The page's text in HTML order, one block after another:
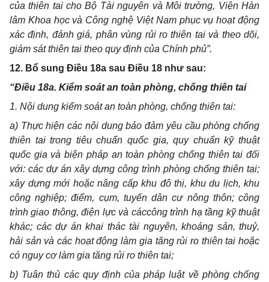
của thiên taicho Bộ Tài nguyên và Môi trường, Viện Hàn
lâm Khoa học và Công nghệ Việt Namphục vụ hoạt động
xác định, đánh giá, phân vùng rủi ro thiên tai và theo dõi,
giám sát thiên tai theo quy định của Chính phủ”.
12. Bổ sung Điều 18a sau Điều 18 như sau:
“Điều 18a. Kiểm soát an toàn phòng, chống thiên tai
1. Nội dung kiểm soát an toàn phòng, chống thiên tai:
a) Thực hiệncác nội dungbảo đảm yêu cầu phòng chống
thiên taitrong tiêu chuẩn quốc gia, quy chuẩn kỹ thuật
quốc gia vàbiện pháp an toàn phòng chống thiên taiđối
với: các dự án xây dựng công trình phòng chống thiên tai;
xây dựng mới hoặc nâng cấp khu đô thị, khu du lịch, khu
công nghiệp; điểm, cụm, tuyến dân cư nông thôn; công
trình giao thông, điện lực và cáccông trình hạ tầng kỹ thuật
khác; các dự án khai thác tài nguyên, khoáng sản, thuỷ,
hải sản và các hoạt động làm gia tăng rủi ro thiên tai hoặc
có nguy cơ làm gia tăng rủi ro thiên tai;
b) Tuân thủ các quy định của pháp luật về phòng chống